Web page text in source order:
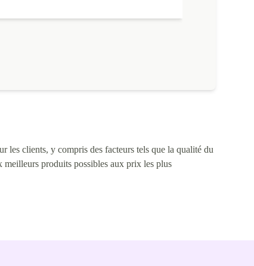
les clients, y compris des facteurs tels que la qualité du
produits possibles aux prix les plus